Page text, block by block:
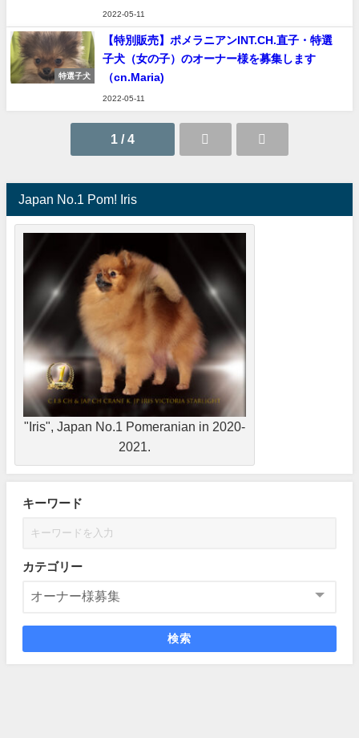
2022-05-11
特選子犬
【特別販売】ポメラニアンINT.CH.直子・特選
子犬（女の子）のオーナー様を募集します
（cn.Maria)
2022-05-11
1 / 4
Japan No.1 Pom! Iris
"Iris", Japan No.1 Pomeranian in 2020-
2021.
キーワード
カテゴリー
検索